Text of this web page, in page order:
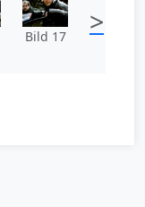
Bild 17 >